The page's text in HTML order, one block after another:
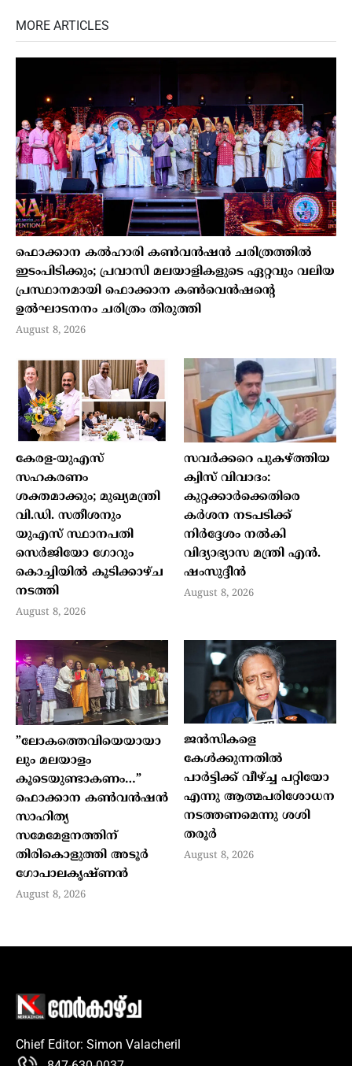
MORE ARTICLES
ഫൊക്കാന കൽഹാരി കൺവൻഷൻ ചരിത്രത്തിൽ
ഇടംപിടിക്കും; പ്രവാസി മലയാളികളുടെ ഏറ്റവും വലിയ
പ്രസ്ഥാനമായി ഫൊക്കാന കൺവെൻഷന്റെ
ഉൽഘാടനനം ചരിത്രം തിരുത്തി
August 8, 2026
കേരള-യുഎസ്
സഹകരണം
ശക്തമാക്കും; മുഖ്യമന്ത്രി
വി.ഡി. സതീശനും
യുഎസ് സ്ഥാനപതി
സെർജിയോ ഗോറും
കൊച്ചിയിൽ കൂടിക്കാഴ്ച
നടത്തി
August 8, 2026
സവർക്കറെ പുകഴ്ത്തിയ
ക്വിസ് വിവാദം:
കുറ്റക്കാർക്കെതിരെ
കർശന നടപടിക്ക്
നിർദ്ദേശം നൽകി
വിദ്യാഭ്യാസ മന്ത്രി എൻ.
ഷംസുദ്ദീൻ
August 8, 2026
”ലോകത്തെവിയെയായാ
ലും മലയാളം
കൂടെയുണ്ടാകണം…”
ഫൊക്കാന കണ്‍വന്‍ഷന്‍
സാഹിത്യ
സമേമേളനത്തിന്
തിരികൊളുത്തി അടൂര്‍
ഗോപാലകൃഷ്ണന്‍
August 8, 2026
ജന്‍സികളെ
കേള്‍ക്കുന്നതില്‍
പാര്‍ട്ടിക്ക് വീഴ്ച്ച പറ്റിയോ
എന്നു ആത്മപരിശോധന
നടത്തണമെന്നു ശശി
തരൂര്‍
August 8, 2026
Chief Editor: Simon Valacheril